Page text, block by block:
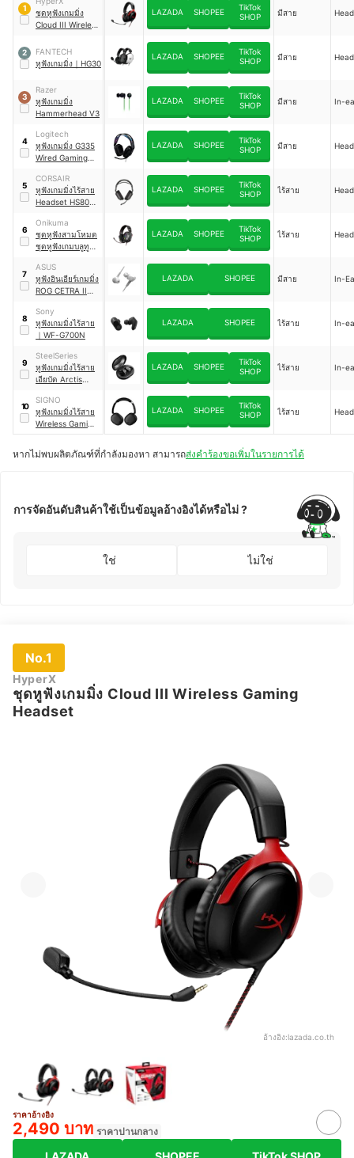
1
ชุดหูฟังเกมมิ่ง
Cloud III Wireless
LAZADA SHOPEE
TikTok
SHOP
มีสาย
2
FANTECH
หูฟังเกมมิ่ง ｜ HG30
LAZADA SHOPEE
TikTok
SHOP
มีสาย
3
Razer
หูฟังเกมมิ่ง
Hammerhead V3
LAZADA SHOPEE
TikTok
SHOP
มีสาย In-
4
Logitech
หูฟังเกมมิ่ง G335
Wired Gaming
LAZADA SHOPEE
TikTok
SHOP
มีสาย
5
CORSAIR
หูฟังเกมมิ่งไร้สาย
Headset HS80
Gaming Headset
LAZADA SHOPEE
TikTok
SHOP
ไร้สาย
6
Onikuma
ชุดหูฟังสามโหมด
ชุดหูฟังเกมบลูทูธ
LAZADA SHOPEE
TikTok
SHOP
ไร้สาย
7
ASUS
หูฟังอินเอียร์เกมมิ่ง
ROG CETRA II
Headphones
LAZADA SHOPEE มีสาย In-
8
Sony
หูฟังเกมมิ่งไร้สาย
｜ WF-G700N
LAZADA SHOPEE ไร้สาย In-
9
SteelSeries
หูฟังเกมมิ่งไร้สาย
เอียบัด Arctis
LAZADA SHOPEE
TikTok
SHOP
ไร้สาย In-
10
SIGNO
หูฟังเกมมิ่งไร้สาย
Wireless Gaming
Headset ZERROS
LAZADA SHOPEE
TikTok
SHOP
ไร้สาย
หากไม่พบผลิตภัณฑ์ที่กำลังมองหา สามารถส่งคำร้องขอเพิ่มในรายการได้
การจัดอันดับสินค้าใช้เป็นข้อมูลอ้างอิงได้หรือไม่ ?
ใช่ ไม่ใช่
No.1
HyperX
ชุดหูฟังเกมมิ่ง Cloud III Wireless Gaming
Headset
อ้างอิง:lazada.co.th
ราคาอ้างอิง
2,490 บาท ราคาปานกลาง